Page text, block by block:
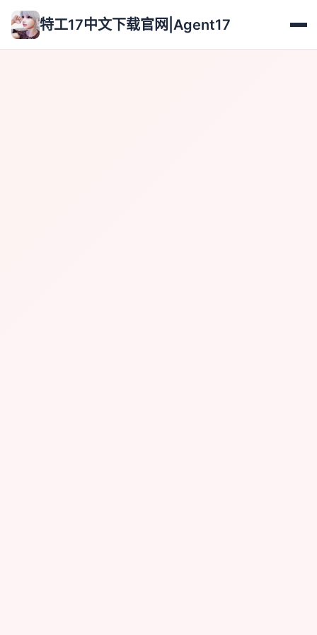
特工17中文下载官网|Agent17